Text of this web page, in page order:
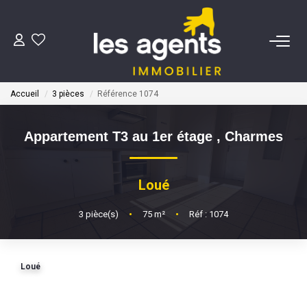
ACHETER
NOS AGENTS
CONTACT
Accueil 3 pièces Référence 1074
Appartement T3 au 1er étage , Charmes
Loué
3 pièce(s) • 75 m² • Réf : 1074
Loué